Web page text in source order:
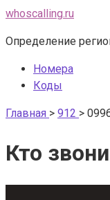
Перейти
контенту
whoscalling.ru
Определение
Номера
Коды
Главная > 912 >
Кто